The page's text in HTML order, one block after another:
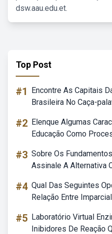
dsw.aau.edu.et.
Top Post
#1
Encontre As Capitais
Brasileira No Caça-
#2 Elenque Algumas
Educação Como
#3 Sobre Os
Assinale A Alternativa
#4 Qual Das Seguintes
Relação Entre
#5 Laboratório Virtual
Inibidores De Reação